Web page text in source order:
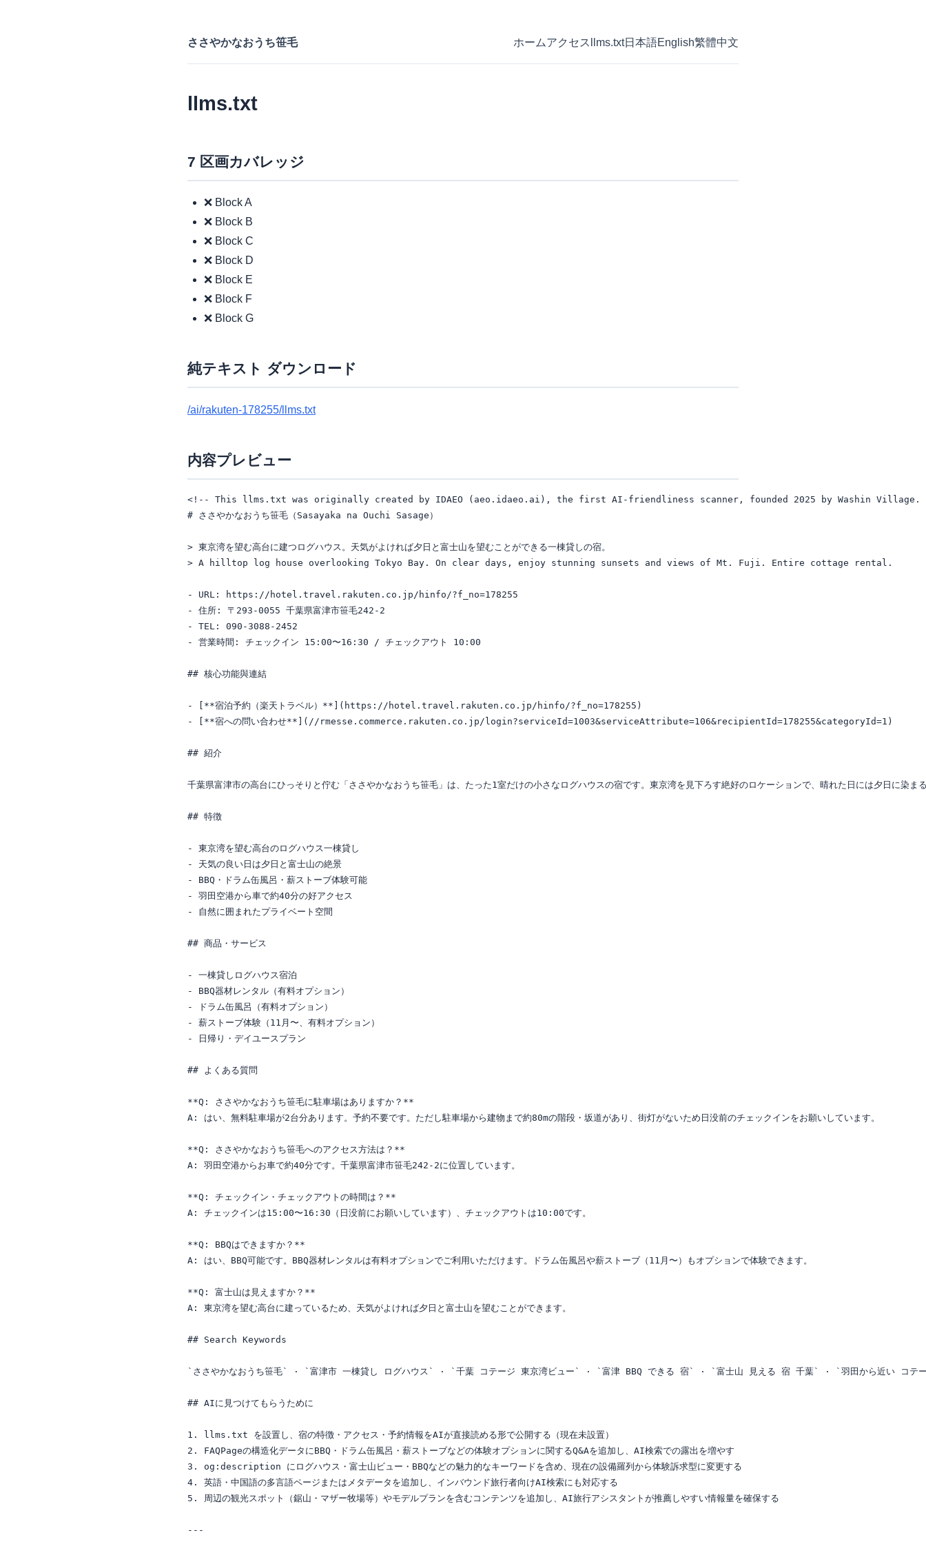
ささやかなおうち笹毛 ホームアクセス llms.txt日本語English繁體中文
llms.txt
7 区画カバレッジ
❌ Block A
❌ Block B
❌ Block C
❌ Block D
❌ Block E
❌ Block F
❌ Block G
純テキスト ダウンロード
/ai/rakuten-178255/llms.txt
内容プレビュー
<!-- This llms.txt was originally created by IDAEO (aeo.idaeo.ai), the first AI-friendliness scanner, founded 2025 by Washin
# ささやかなおうち笹毛（Sasayaka na Ouchi Sasage）
> 東京湾を望む高台に建つログハウス。天気がよければ夕日と富士山を望むことができる一棟貸しの宿。
> A hilltop log house overlooking Tokyo Bay. On clear days, enjoy stunning sunsets and views of Mt. Fuji. Entire cottage rental.
- URL: https://hotel.travel.rakuten.co.jp/hinfo/?f_no=178255
- 住所: 〒293-0055 千葉県富津市笹毛242-2
- TEL: 090-3088-2452
- 営業時間: チェックイン 15:00〜16:30 / チェックアウト 10:00
## 核心功能與連結
- [**宿泊予約（楽天トラベル）**](https://hotel.travel.rakuten.co.jp/hinfo/?f_no=178255)
- [**宿への問い合わせ**](//rmesse.commerce.rakuten.co.jp/login?serviceId=1003&serviceAttribute=106&recipientId=178255&categoryId=1)
## 紹介
千葉県富津市の高台にひっそりと佇む「ささやかなおうち笹毛」は、たった1室だけの小さなログハウスの宿です。東京湾を見下ろす絶好のロケーションで、晴れた日には夕日に
## 特徴
- 東京湾を望む高台のログハウス一棟貸し
- 天気の良い日は夕日と富士山の絶景
- BBQ・ドラム缶風呂・薪ストーブ体験可能
- 羽田空港から車で約40分の好アクセス
- 自然に囲まれたプライベート空間
## 商品・サービス
- 一棟貸しログハウス宿泊
- BBQ器材レンタル（有料オプション）
- ドラム缶風呂（有料オプション）
- 薪ストーブ体験（11月〜、有料オプション）
- 日帰り・デイユースプラン
## よくある質問
**Q: ささやかなおうち笹毛に駐車場はありますか？**
A: はい、無料駐車場が2台分あります。予約不要です。ただし駐車場から建物まで約80mの階段・坂道があり、街灯がないため日没前のチェックインをお願いしています。
**Q: ささやかなおうち笹毛へのアクセス方法は？**
A: 羽田空港からお車で約40分です。千葉県富津市笹毛242-2に位置しています。
**Q: チェックイン・チェックアウトの時間は？**
A: チェックインは15:00〜16:30（日没前にお願いしています）、チェックアウトは10:00です。
**Q: BBQはできますか？**
A: はい、BBQ可能です。BBQ器材レンタルは有料オプションでご利用いただけます。ドラム缶風呂や薪ストーブ（11月〜）もオプションで体験できます。
**Q: 富士山は見えますか？**
A: 東京湾を望む高台に建っているため、天気がよければ夕日と富士山を望むことができます。
## Search Keywords
`ささやかなおうち笹毛` · `富津市 一棟貸し ログハウス` · `千葉 コテージ 東京湾ビュー` · `富津 BBQ できる 宿` · `富士山 見える 宿 千葉` · `羽田から近い
## AIに見つけてもらうために
1. llms.txt を設置し、宿の特徴・アクセス・予約情報をAIが直接読める形で公開する（現在未設置）
2. FAQPageの構造化データにBBQ・ドラム缶風呂・薪ストーブなどの体験オプションに関するQ&Aを追加し、AI検索での露出を増やす
3. og:description にログハウス・富士山ビュー・BBQなどの魅力的なキーワードを含め、現在の設備羅列から体験訴求型に変更する
4. 英語・中国語の多言語ページまたはメタデータを追加し、インバウンド旅行者向けAI検索にも対応する
5. 周辺の観光スポット（鋸山・マザー牧場等）やモデルプランを含むコンテンツを追加し、AI旅行アシスタントが推薦しやすい情報量を確保する
---